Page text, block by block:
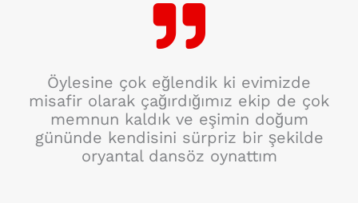
Öylesine çok eğlendik ki evimizde
misafir olarak çağırdığımız ekip de çok
memnun kaldık ve eşimin doğum
gününde kendisini sürpriz bir şekilde
oryantal dansöz oynattım